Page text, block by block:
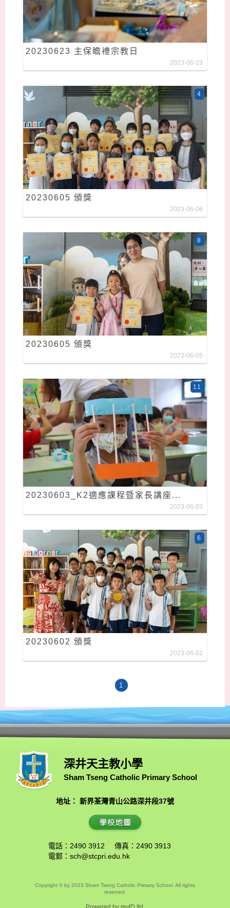
20230623 主保瞻禮宗教日
2023-06-23
20230605 頒獎
4
2023-06-06
20230605 頒獎
8
2023-06-05
20230603_K2適應課程暨家長講座...
11
2023-06-03
20230602 頒獎
6
2023-06-02
1
深井天主教小學
Sham Tseng Catholic Primary School
地址： 新界荃灣青山公路深井段37號
電話：2490 3912
傳真：2490 3913
電郵： sch@stcpri.edu.hk
Copyright © by 2023 Sham Tseng Catholic Primary School. All rights
reserved.